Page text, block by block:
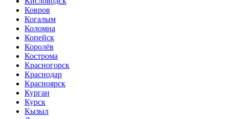
Ковров
Когалым
Коломна
Копейск
Королёв
Кострома
Красногорск
Краснодар
Красноярск
Курган
Курск
Кызыл